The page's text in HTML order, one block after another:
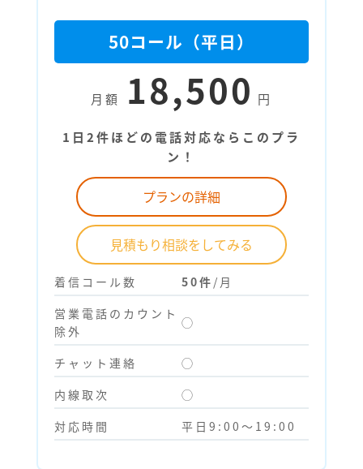
50コール（平日）
月額 18,500 円
1日2件ほどの電話対応ならこのプラ
ン！
プランの詳細
見積もり相談をしてみる
着信コール数 50件 /月
営業電話のカウント
除外
◯
チャット連絡
◯
内線取次
◯
対応時間
平日9:00～19:00